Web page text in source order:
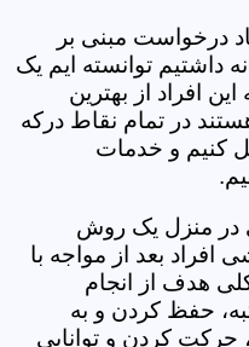
درخواست مبنی بر
داشتیم توانسته ایم یک
افراد از بهترین
در تمام نقاط درکه
کنیم و خدمات
در منزل یک روش
بعد از مواجه با
هدف از انجام
حفظ کردن و به
حرکت کردن و توانایی